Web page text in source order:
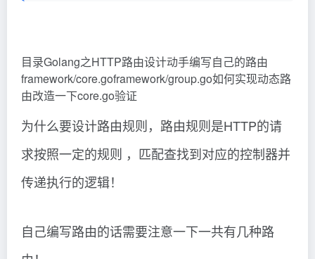
目录Golang之HTTP路由设计动手编写自己的路由
framework/core.goframework/group.go如何实现动态路
由改造一下core.go验证
为什么要设计路由规则，路由规则是HTTP的请
求按照一定的规则 ，匹配查找到对应的控制器并
传递执行的逻辑！
自己编写路由的话需要注意一下一共有几种路